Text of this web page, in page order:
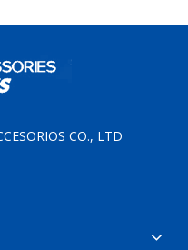
CO., LTD